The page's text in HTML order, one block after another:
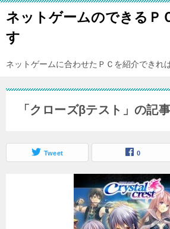
ネットゲームのできるＰ
す
ネットゲームに合わせたＰＣを紹介できれ
「クローズβテスト」の記
Tweet 0